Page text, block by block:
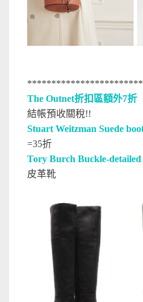
The Outnet折扣區額外7折
結帳預收關稅!!
Stuart Weitzman Suede
=35折
Tory Burch Buckle-detailed
皮革靴